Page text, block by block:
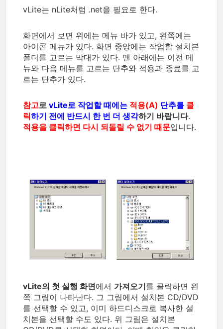
vLite는 nLite처럼 .net을 필요로 한다.
화면에서 보면 위에는 메뉴 바가 있고, 왼쪽에는
아이콘 메뉴가 있다. 화면 중앙에는 작업할 설치본
폴더를 고르는 막대가 있다. 맨 아래에는 이전 메
뉴와 다음 메뉴를 고르는 단추와 적용과 종료를 고
르는 단추가 있다.
참고로 vLite로 작업할 때에는 적용(A) 단추를 클
릭하기 전에 반드시 한 번 더 생각하기 바랍니다.
적용을 클릭하면 다시 되돌릴 수 없기 때문입니다.
vLite의 첫 실행 화면에서 가져오기를 클릭하면 왼
쪽 그림이 나타난다. 그 그림에서 설치본 CD/DVD
를 선택할 수 있고, 이미 하드디스크로 복사한 설
치본을 선택할 수도 있다. 위 그림은 설치본